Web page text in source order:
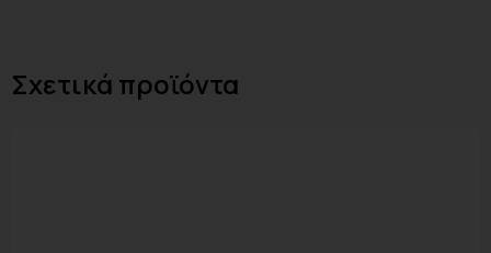
Σχετικά προϊόντα